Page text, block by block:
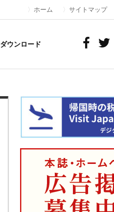
ホーム サイトマップ
ダウンロード